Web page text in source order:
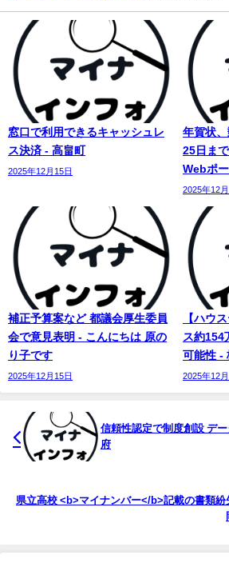
窓口で利用できるキャッシュレ
ス決済 - 高畠町
2025年12月15日
年賀状
25日ま
Webポ
2025年12
補正予算案など 都議会厚生委員
会で意見表明 - こんにちは 原の
り子です
2025年12月15日
【ハウ
ス約154
可能性 -
2025年12
信頼性認定で制度創設 デ
府
県立高校 <b>マイナンバー</b>記載の書類紛